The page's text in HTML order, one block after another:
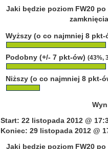
Jaki będzie poziom FW20
Wyższy (o co najmniej 8
Podobny (+/- 7 pkt-ów) (43%,
Niższy (o co najmniej 8 pkt-
Start: 22 listopada 2012 @
Koniec: 29 listopada 2012 @
Jaki będzie poziom FW20